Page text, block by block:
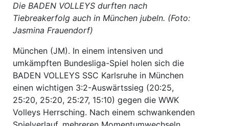
Die BADEN VOLLEYS durften nach
Tiebreakerfolg auch in München jubeln. (Foto:
Jasmina Frauendorf)
München (JM). In einem intensiven und
umkämpften Bundesliga-Spiel holen sich die
BADEN VOLLEYS SSC Karlsruhe in München
einen wichtigen 3:2-Auswärtssieg (20:25,
25:20, 25:20, 25:27, 15:10) gegen die WWK
Volleys Herrsching. Nach einem schwankenden